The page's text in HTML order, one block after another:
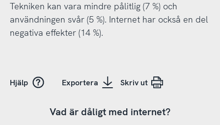
Tekniken kan vara mindre pålitlig (7 %) och
användningen svår (5 %). Internet har också en del
negativa effekter (14 %).
Hjälp Exportera Skriv ut
Vad är dåligt med internet?